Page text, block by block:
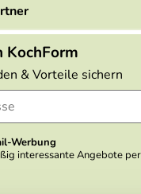
KochForm
& Vorteile sichern
Werbung
interessante Angebote
wird nicht an andere
Zwecken wird in